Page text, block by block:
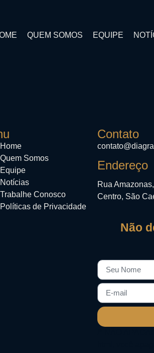
QUEM SOMOS EQUIPE
Home
Quem Somos
Equipe
Notícias
Trabalhe Conosco
Políticas de Privacidade
Contato
Endereço
Rua
Centro, São
Não